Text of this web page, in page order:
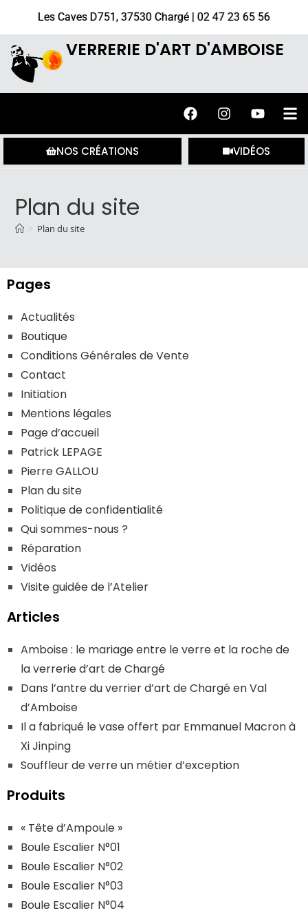
Les Caves D751, 37530 Chargé | 02 47 23 65 56
VERRERIE D'ART D'AMBOISE
NOS CRÉATIONS VIDÉOS
Plan du site
> Plan du site
Pages
Actualités
Boutique
Conditions Générales de Vente
Contact
Initiation
Mentions légales
Page d’accueil
Patrick LEPAGE
Pierre GALLOU
Plan du site
Politique de confidentialité
Qui sommes-nous ?
Réparation
Vidéos
Visite guidée de l’Atelier
Articles
Amboise : le mariage entre le verre et la roche de
la verrerie d’art de Chargé
Dans l’antre du verrier d’art de Chargé en Val
d’Amboise
Il a fabriqué le vase offert par Emmanuel Macron à
Xi Jinping
Souffleur de verre un métier d’exception
Produits
« Tête d’Ampoule »
Boule Escalier N°01
Boule Escalier N°02
Boule Escalier N°03
Boule Escalier N°04